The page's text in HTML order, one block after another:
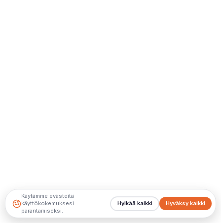
Käytämme evästeitä
käyttökokemuksesi
parantamiseksi.
Hyväksy kaikki
Hylkää kaikki